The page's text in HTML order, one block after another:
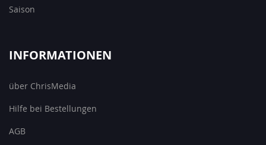
Saison
INFORMATIONEN
über ChrisMedia
Hilfe bei Bestellungen
AGB